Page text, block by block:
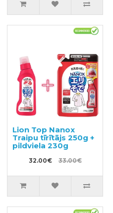
Lion Top Nanox
Traipu tīrītājs 250g +
pildviela 230g
32.00€ 33.00€